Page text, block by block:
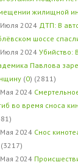
жилищной
2024 ДТП: В
шоссе
2024 Убийство:
Павлова
(0) (2811)
2024
во время сноса
2024 Снос
2024